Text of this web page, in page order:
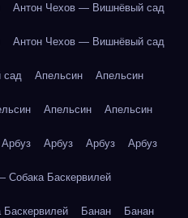
Антон Чехов — Вишнёвый сад
Антон Чехов — Вишнёвый сад
сад Апельсин Апельсин
Апельсин Апельсин
Арбуз Арбуз Арбуз Арбуз
Собака Баскервилей
Банан Банан